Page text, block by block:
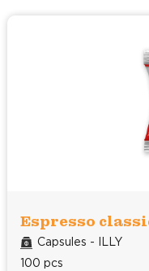
Espresso
Capsules - ILLY
100 pcs